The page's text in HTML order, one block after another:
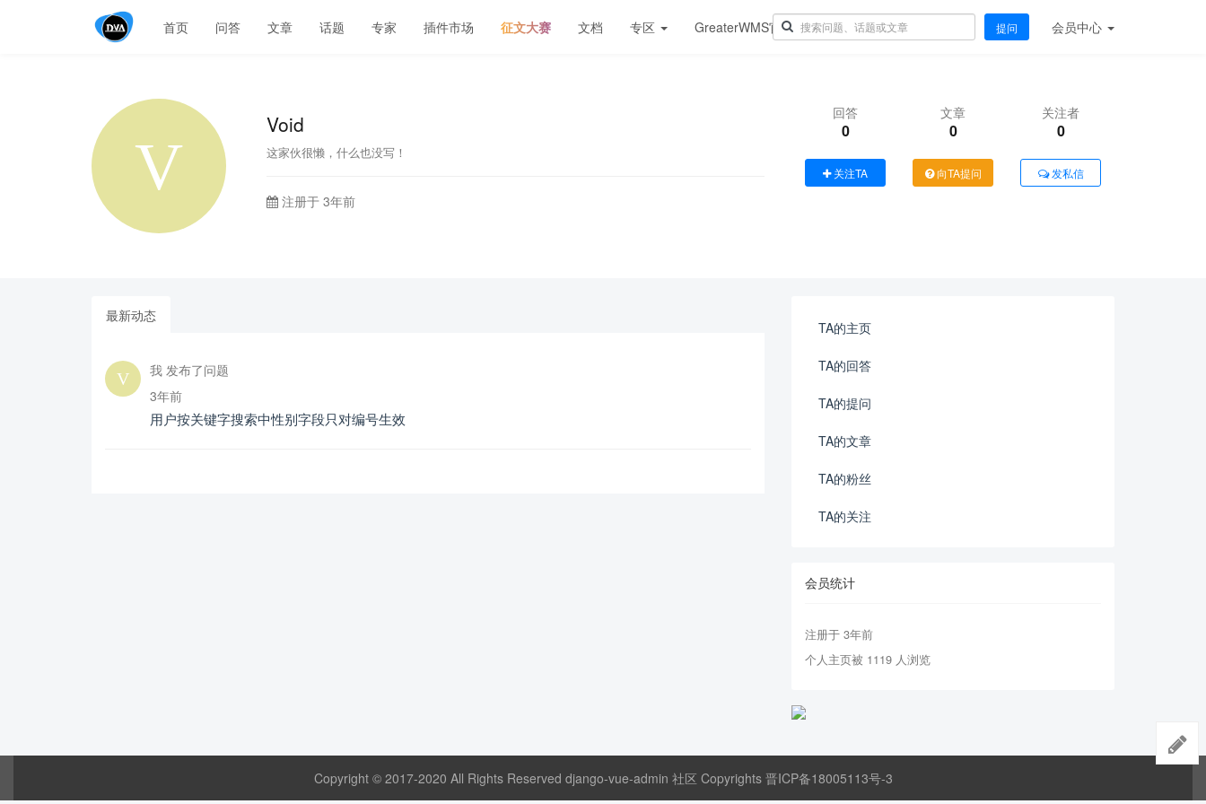
首页 问答 文章 话题 专家 插件市场 征文大赛 文档 专区 GreaterWMS官网 提问 会员中心
Void
这家伙很懒，什么也没写！
注册于 3年前
回答
0
文章
0
关注者
0
关注TA 向TA提问 发私信
最新动态
我 发布了问题
3年前
用户按关键字搜索中性别字段只对编号生效
TA的主页
TA的回答
TA的提问
TA的文章
TA的粉丝
TA的关注
会员统计
注册于 3年前
个人主页被 1119 人浏览
Copyright © 2017-2020 All Rights Reserved django-vue-admin 社区 Copyrights 晋ICP备18005113号-3